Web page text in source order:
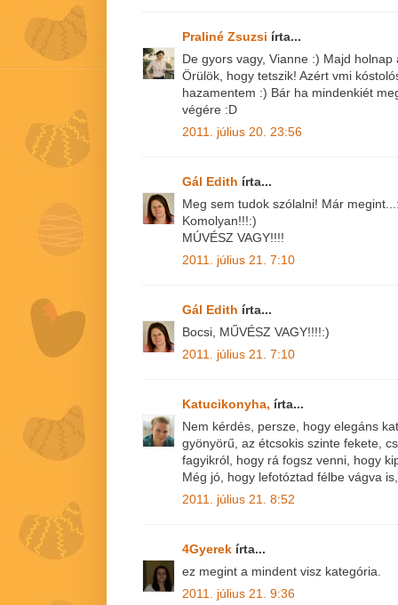
Praliné Zsuzsi írta...
De gyors vagy, Vianne :) Majd
Örülök, hogy tetszik! Azért vmi
hazamentem :) Bár ha mindenkiét
végére :D
2011. július 20. 23:56
Gál Edith írta...
Meg sem tudok szólalni! Már
Komolyan!!!:)
MÚVÉSZ VAGY!!!!
2011. július 21. 7:10
Gál Edith írta...
Bocsi, MŰVÉSZ VAGY!!!!:)
2011. július 21. 7:10
Katucikonyha, írta...
Nem kérdés, persze, hogy elegáns
gyönyörű, az étcsokis szinte fekete,
fagyikról, hogy rá fogsz venni, hogy
Még jó, hogy lefotóztad félbe vágva
2011. július 21. 8:52
4Gyerek írta...
ez megint a mindent visz kategória.
2011. július 21. 9:36